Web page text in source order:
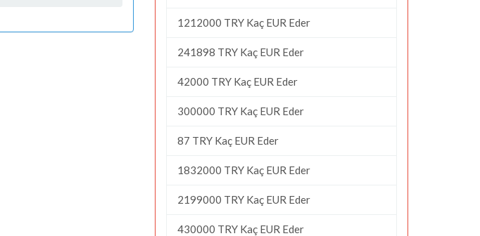
1212000 TRY Kaç EUR Eder
241898 TRY Kaç EUR Eder
42000 TRY Kaç EUR Eder
300000 TRY Kaç EUR Eder
87 TRY Kaç EUR Eder
1832000 TRY Kaç EUR Eder
2199000 TRY Kaç EUR Eder
430000 TRY Kaç EUR Eder